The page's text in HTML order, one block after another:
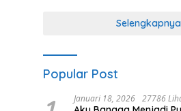
Selengkapnya
Popular Post
Januari 18, 2026 27786